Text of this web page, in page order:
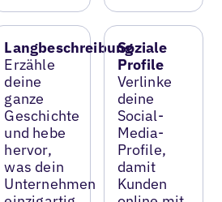
Langbeschreibung
Erzähle
deine
ganze
Geschichte
und hebe
hervor,
was dein
Unternehmen
Soziale
Profile
Verlinke
deine
Social-
Media-
Profile,
damit
Kunden